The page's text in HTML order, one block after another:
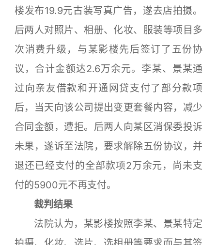
楼发布19.9元古装写真广告，遂去店拍摄。
后两人对照片、相册、化妆、服装等项目多
次消费升级，与某影楼先后签订了五份协
议，合计金额达2.6万余元。李某、景某通
过向亲友借款和开通网贷支付了部分款项
后，当天向该公司提出变更套餐内容，减少
合同金额，遭拒。后两人向某区消保委投诉
未果，遂诉至法院，要求解除五份协议，并
退还已经支付的全部款项2万余元，尚未支
付的5900元不再支付。
裁判结果
法院认为，某影楼按照李某、景某特定